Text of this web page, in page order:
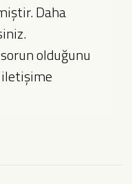
Daha
olduğunu